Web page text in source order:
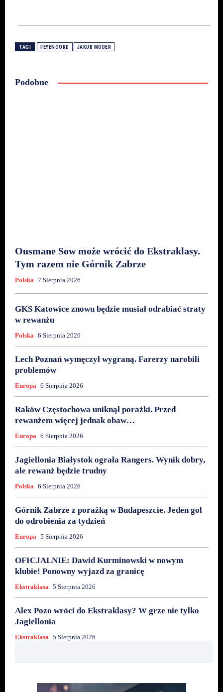
TAGI FEYENOORD JAKUB MODER
Podobne
Ousmane Sow może wrócić do Ekstraklasy.
Tym razem nie Górnik Zabrze
Polska 7 Sierpnia 2026
GKS Katowice znowu będzie musiał odrabiać straty
w rewanżu
Polska 6 Sierpnia 2026
Lech Poznań wymęczył wygraną. Farerzy narobili
problemów
Europa 6 Sierpnia 2026
Raków Częstochowa uniknął porażki. Przed
rewanżem więcej jednak obaw…
Europa 6 Sierpnia 2026
Jagiellonia Białystok ograła Rangers. Wynik dobry,
ale rewanż będzie trudny
Polska 6 Sierpnia 2026
Górnik Zabrze z porażką w Budapeszcie. Jeden gol
do odrobienia za tydzień
Europa 5 Sierpnia 2026
OFICJALNIE: Dawid Kurminowski w nowym
klubie! Ponowny wyjazd za granicę
Ekstraklasa 5 Sierpnia 2026
Alex Pozo wróci do Ekstraklasy? W grze nie tylko
Jagiellonia
Ekstraklasa 5 Sierpnia 2026